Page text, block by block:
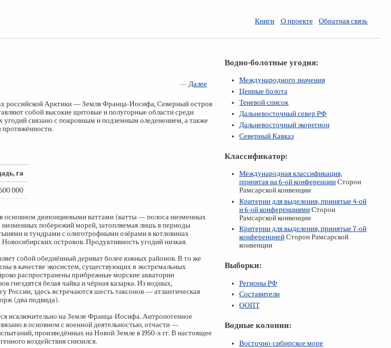
Книги О проекте Обратная связь
—Далее
российской Арктики — Земля Франца-Иосифа, Северный остров
собой высокие щитовые и полугорные области среди
связано с покровным и подземным оледенением, а также
протяжённости.
га
000
основном дюпонциевыми ваттами (ватты — полоса низменных
побережий морей, затопляемая лишь в периоды
и тундрами с олиготрофными озёрами в котловинах
островов. Продуктивность угодий низкая.
собой обеднённый дериват более южных районов. В то же
в качестве экосистем, существующих в экстремальных
распространены прибрежные морские акватории
гнездятся белая чайка и чёрная казарка. Из водных,
здесь встречаются шесть таксонов — атлантическая
(два подвида).
исключительно на Земле Франца-Иосифа. Антропогенное
в основном с военной деятельностью, отчасти —
произведённых на Новой Земле в1950-хгг. В настоящее
воздействия снизился.
Водно-болотные угодия:
Международного значения
Ценные болота
Теневой список
Дальневосточный север РФ
Дальневосточный экорегион
Северный Кавказ
Классификатор:
Международная классификация,
принятая на6-ойконференцииСторон
Рамсарской конвенции
Критерии для выделения, принятые 4-ой
и6-ойконференциямиСторон
Рамсарской конвенции
Критерии для выделения, принятые 7-ой
конференциейСторон Рамсарской
конвенции
Выборки:
Регионы РФ
Составители
ООПТ
Водные колонии:
Восточно-сибирское море